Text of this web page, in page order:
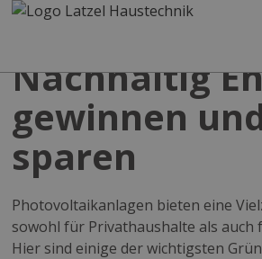
Nachhaltig
gewinnen
sparen
Photovoltaikanlagen bieten eine
sowohl für Privathaushalte als auch
Hier sind einige der wichtigsten